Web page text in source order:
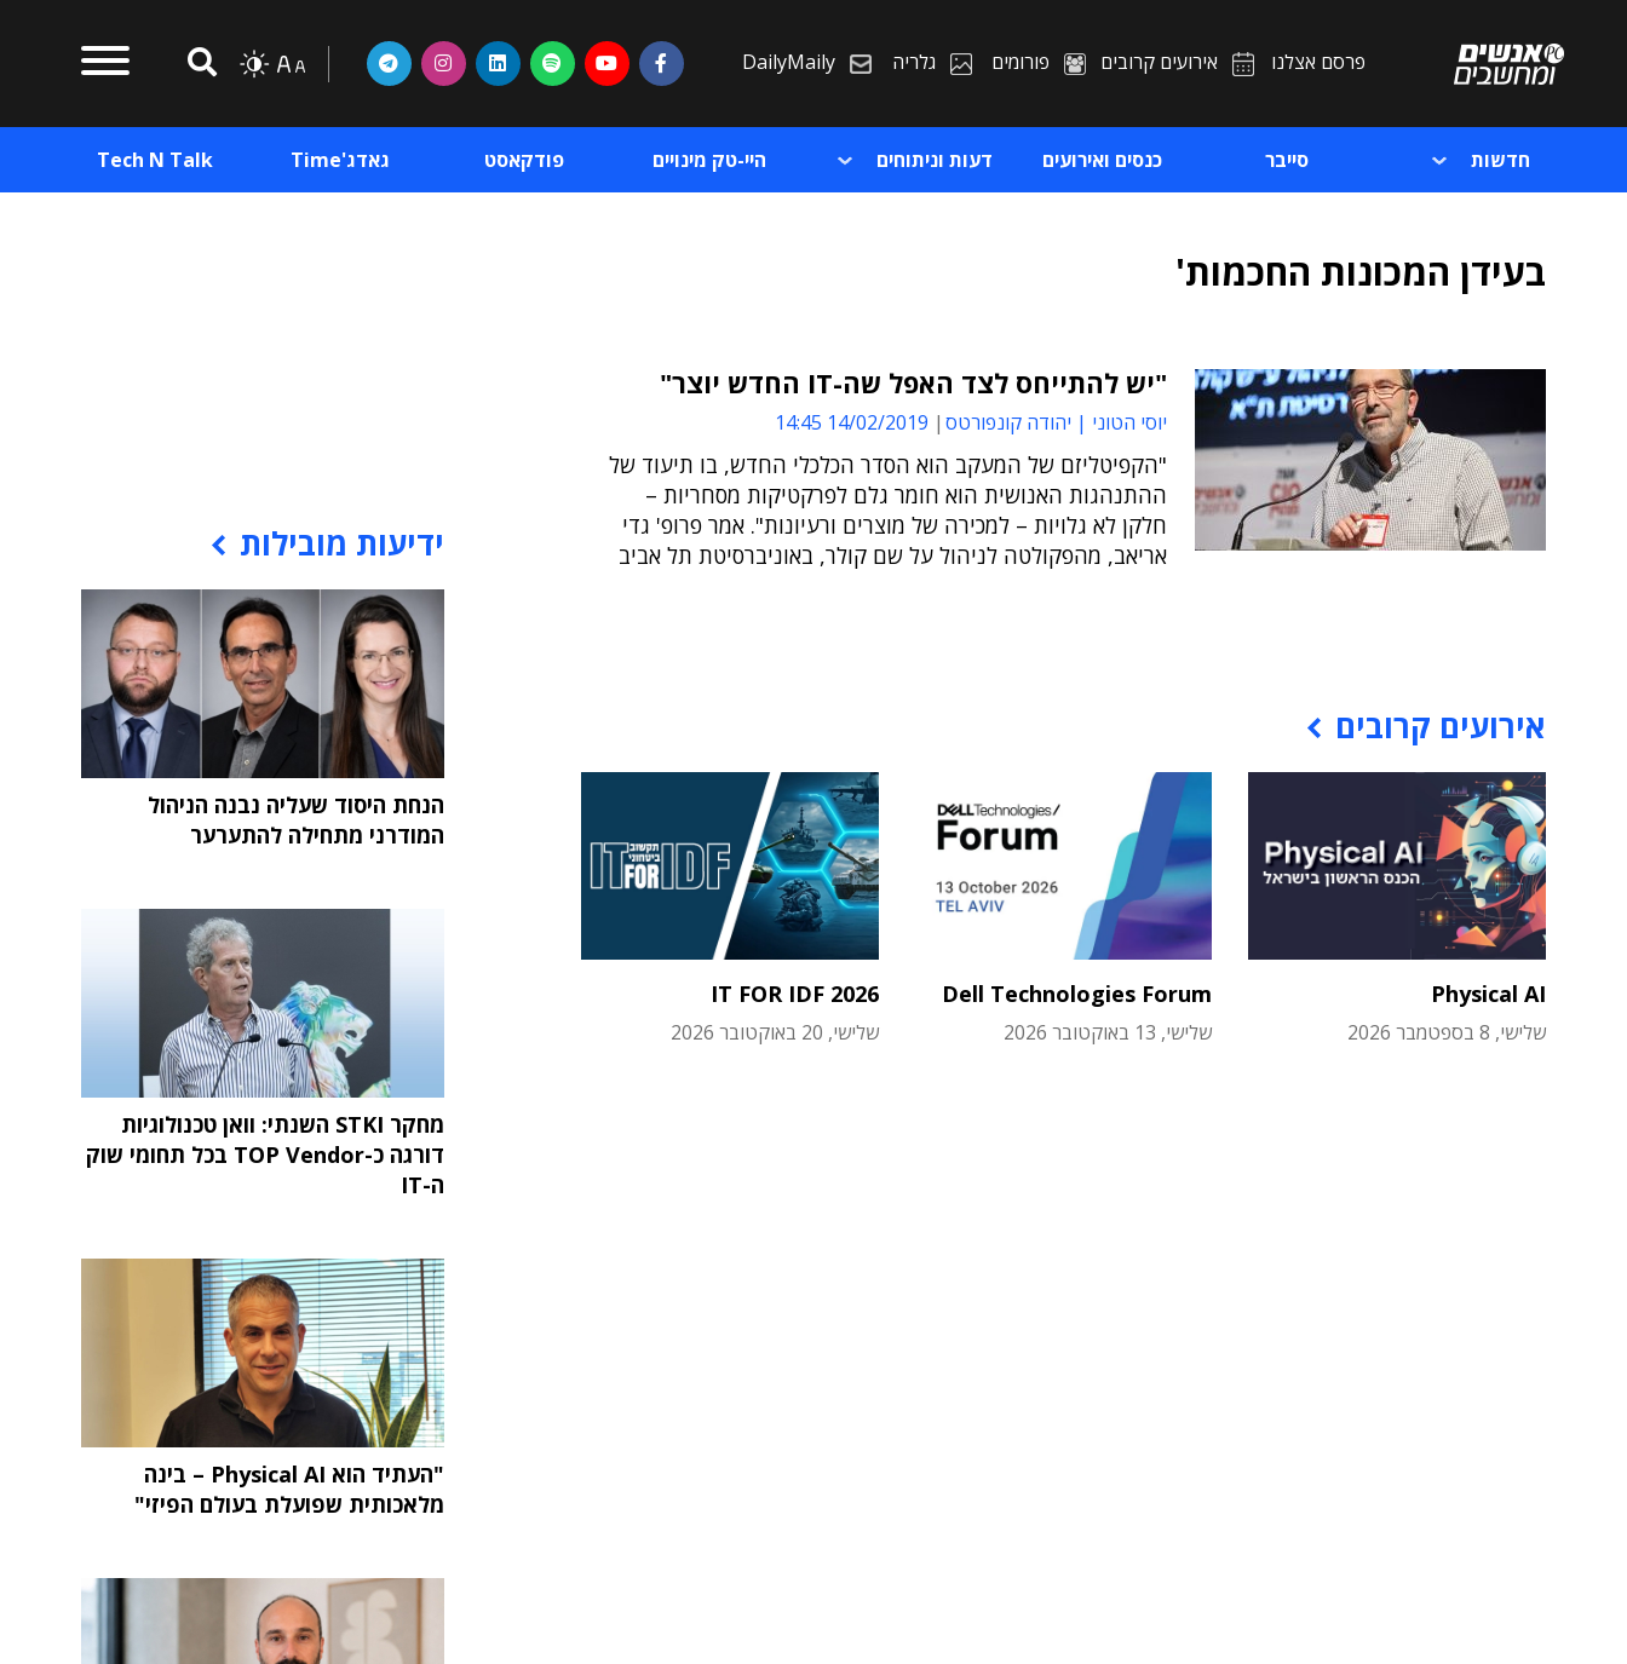
פרסם אצלנו אירועים קרובים פורומים גלריה DailyMaily
חדשות סייבר כנסים ואירועים דעות וניתוחים היי-טק מינויים פודקאסט גאדג'Time Tech N Talk
בעידן המכונות החכמות'
"יש להתייחס לצד האפל שה-IT החדש יוצר"
יוסי הטוני | יהודה קונפורטס 14/02/2019 14:45
"הקפיטליזם של המעקב הוא הסדר הכלכלי החדש, בו תיעוד של
ההתנהגות האנושית הוא חומר גלם לפרקטיקות מסחריות –
חלקן לא גלויות – למכירה של מוצרים ורעיונות". אמר פרופ' גדי
אריאב, מהפקולטה לניהול על שם קולר, באוניברסיטת תל אביב
אירועים קרובים
Physical AI
שלישי, 8 בספטמבר 2026
Dell Technologies Forum
שלישי, 13 באוקטובר 2026
IT FOR IDF 2026
שלישי, 20 באוקטובר 2026
ידיעות מובילות
הנחת היסוד שעליה נבנה הניהול
המודרני מתחילה להתערער
מחקר STKI השנתי: וואן טכנולוגיות
דורגה כ-TOP Vendor בכל תחומי שוק
ה-IT
"העתיד הוא Physical AI – בינה
מלאכותית שפועלת בעולם הפיזי"